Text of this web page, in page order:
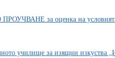
за оценка на условията
училище за изящни изкуства